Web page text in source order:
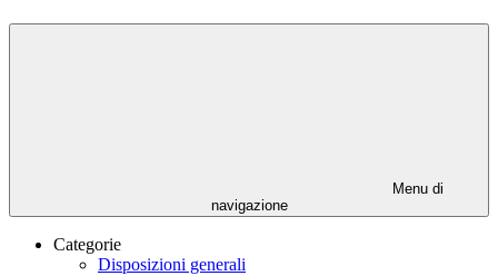
Menu di
navigazione
Categorie
Disposizioni generali